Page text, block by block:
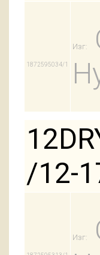
1872595034/1
Изг:
/12-
Изг: